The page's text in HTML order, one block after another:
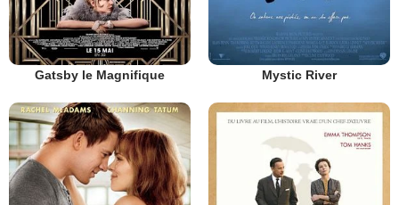
Gatsby le Magnifique Mystic River